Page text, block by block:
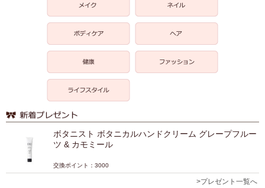
ボタニスト ボタニカルハンドクリーム グレープフルー
ツ & カモミール
交換ポイント：3000
>プレゼント一覧へ